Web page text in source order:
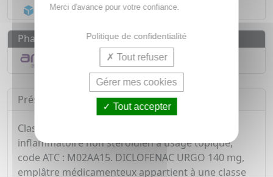
Acheminement Chronoposten 24h*
Pharmacovigilance
Déclarer un effet indésirable
Présentation
Classe pharmacothérapeutique : Anti-
inflammatoire non stéroïdien à usage topique,
code ATC : M02AA15. DICLOFENAC URGO 140 mg,
emplâtre médicamenteux appartient à une classe
Merci d'avance pour votre confiance.
Politique de confidentialité
Tout refuser
Gérer mes cookies
Tout accepter